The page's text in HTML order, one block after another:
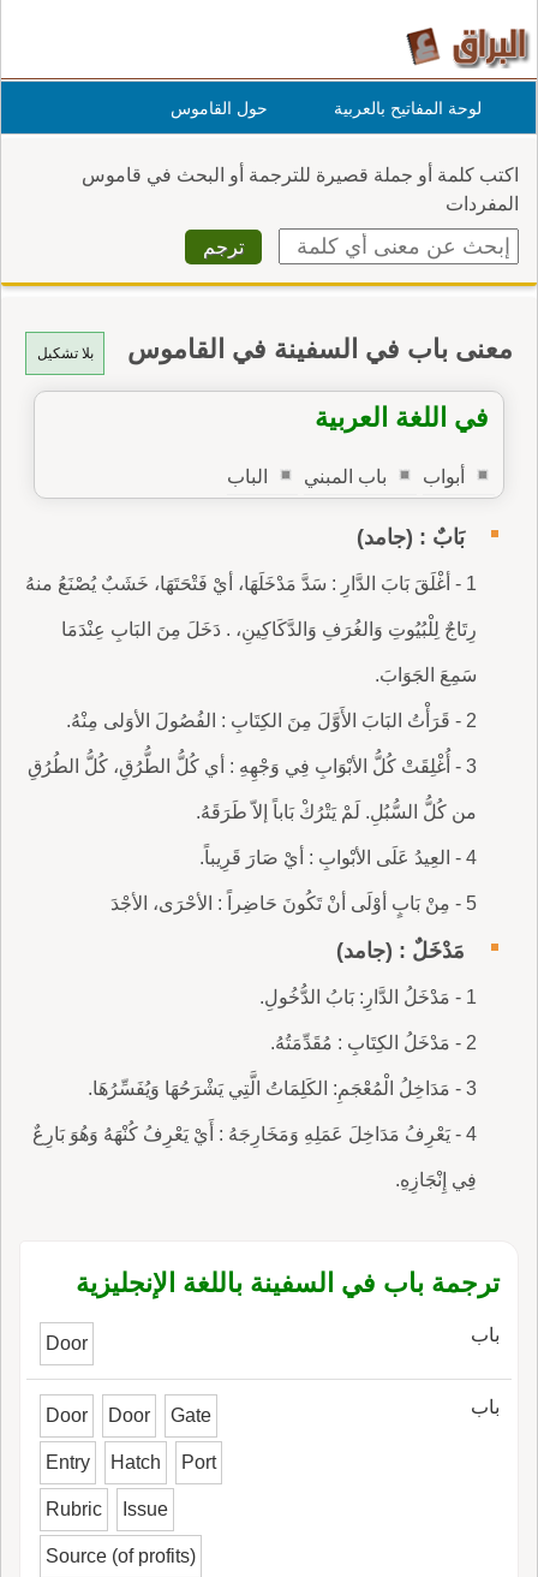
لوحة المفاتيح بالعربية حول القاموس
اكتب كلمة أو جملة قصيرة للترجمة أو البحث في قاموس
المفردات
بلا تشكيل معنى باب في السفينة في القاموس
في اللغة العربية
أبواب باب المبني الباب
بَابٌ : (جامد)
1 - أغْلَقَ بَابَ الدَّارِ : سَدَّ مَدْخَلَهَا، أيْ فَتْحَتَهَا، خَشَبٌ يُصْنَعُ منهُ
رِتَاجٌ لِلْبُيُوتِ وَالغُرَفِ وَالدَّكَاكِينِ، . دَخَلَ مِنَ البَابِ عِنْدَمَا
سَمِعَ الجَوَابَ.
2 - قَرَأْتُ البَابَ الأَوَّلَ مِنَ الكِتَابِ : الفُصُولَ الأوَلى مِنْهُ.
3 - أُغْلِقَتْ كُلُّ الأبْوَابِ فِي وَجْهِهِ : أي كُلُّ الطُّرُقِ، كُلُّ الطُرُقِ
من كُلُّ السُّبُلِ. لَمْ يَتْرُكْ بَاباً إلاّ طَرَقَهُ.
4 - العِيدُ عَلَى الأبْوابِ : أيْ صَارَ قَرِيباً.
5 - مِنْ بَابٍ أوْلَى أنْ تَكُونَ حَاضِراً : الأحْرَى، الأجْدَ
مَدْخَلٌ : (جامد)
1 - مَدْخَلُ الدَّارِ: بَابُ الدُّخُولِ.
2 - مَدْخَلُ الكِتَابِ : مُقَدِّمَتُهُ.
3 - مَدَاخِلُ الْمُعْجَمِ: الكَلِمَاتُ الَّتِي يَشْرَحُهَا وَيُفَسِّرُهَا.
4 - يَعْرِفُ مَدَاخِلَ عَمَلِهِ وَمَخَارِجَهُ : أَيْ يَعْرِفُ كُنْهَهُ وَهُوَ بَارِعٌ
فِي إِنْجَازِهِ.
ترجمة باب في السفينة باللغة الإنجليزية
باب Door
باب Door Door Gate
Entry Hatch Port
Rubric Issue
Source (of profits)